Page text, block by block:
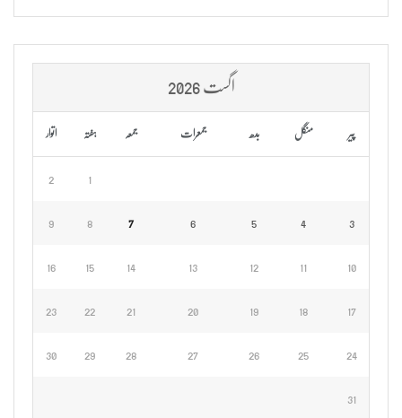
اگست 2026
پیر منگل بدھ جمعرات جمعہ ہفتہ اتوار
1
2
3
4
5
6
7
8
9
10
11
12
13
14
15
16
17
18
19
20
21
22
23
24
25
26
27
28
29
30
31